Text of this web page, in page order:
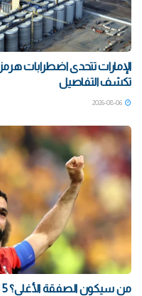
الإمارات تتحدى اضطرابات
تكشف التفاصيل